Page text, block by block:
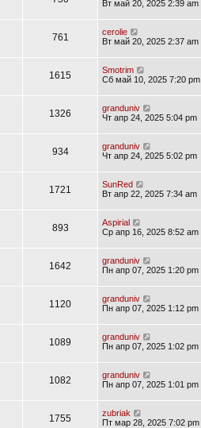
Вт май 20, 2025 2:39 am
761
cerolie
Вт май 20, 2025 2:37 am
1615
Smotrim
Сб май 10, 2025 7:20 pm
1326
granduniv
Чт апр 24, 2025 5:04 pm
934
granduniv
Чт апр 24, 2025 5:02 pm
1721
SunRed
Вт апр 22, 2025 7:34 am
893
Aspirial
Ср апр 16, 2025 8:52 am
1642
granduniv
Пн апр 07, 2025 1:20 pm
1120
granduniv
Пн апр 07, 2025 1:12 pm
1089
granduniv
Пн апр 07, 2025 1:02 pm
1082
granduniv
Пн апр 07, 2025 1:01 pm
1755
zubriak
Пт мар 28, 2025 7:02 pm